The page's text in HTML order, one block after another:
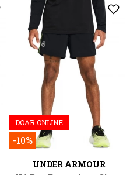
DOAR ONLINE
-10%
UNDER ARMOUR